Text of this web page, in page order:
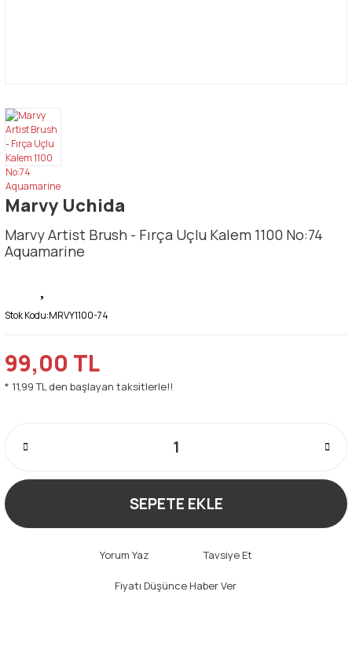
Marvy Uchida
Marvy Artist Brush - Fırça Uçlu Kalem 1100 No:74
Aquamarine
Stok Kodu:MRVY1100-74
99,00 TL
* 11,99 TL den başlayan taksitlerle!!
SEPETE EKLE
Yorum Yaz Tavsiye Et
Fiyatı Düşünce Haber Ver